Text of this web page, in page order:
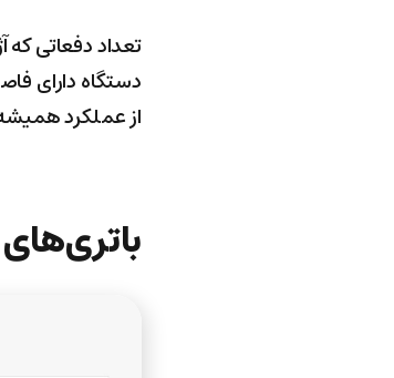
تعداد دفعاتی
دستگاه دارای
از عملکرد